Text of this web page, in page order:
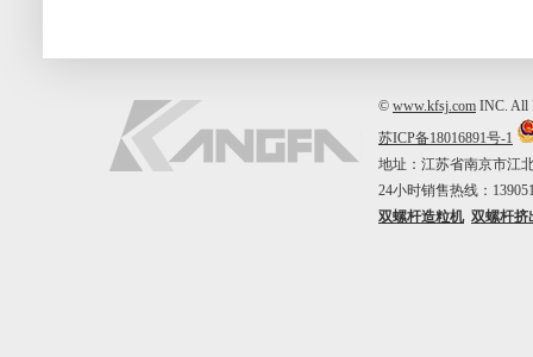
© www.kfsj.com INC. All
苏ICP备18016891号-1
地址：江苏省南京市江
24小时销售热线：
双螺杆造粒机 双螺杆挤